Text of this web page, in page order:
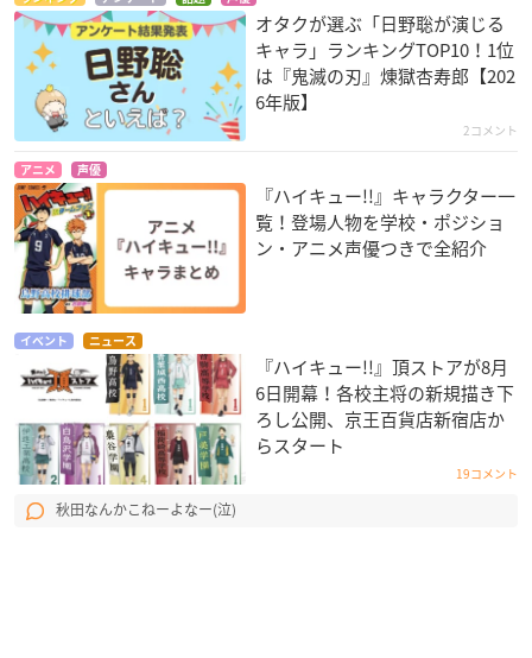
オタクが選ぶ「日野聡が演じる
キャラ」ランキングTOP10！1位
は『鬼滅の刃』煉󠄁獄杏寿郎【202
6年版】
2コメント
アニメ 声優
『ハイキュー!!』キャラクター一
覧！登場人物を学校・ポジショ
ン・アニメ声優つきで全紹介
イベント ニュース
『ハイキュー!!』頂ストアが8月
6日開幕！各校主将の新規描き下
ろし公開、京王百貨店新宿店か
らスタート
19コメント
秋田なんかこねーよなー(泣)